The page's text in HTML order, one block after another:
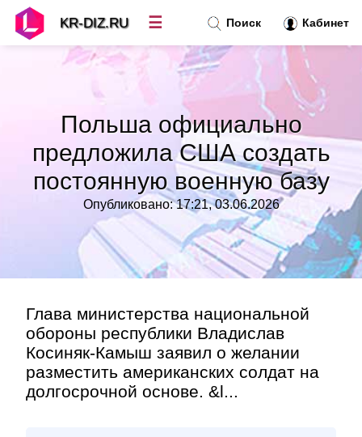
Польша официально
предложила США создать
постоянную военную базу
Опубликовано: 17:21, 03.06.2026
Глава министерства национальной
обороны республики Владислав
Косиняк-Камыш заявил о желании
разместить американских солдат на
долгосрочной основе. &l...
Поиск Кабинет
KR-DIZ.RU ☰
Топ новостей»
Рубрики»
»
Контакт»